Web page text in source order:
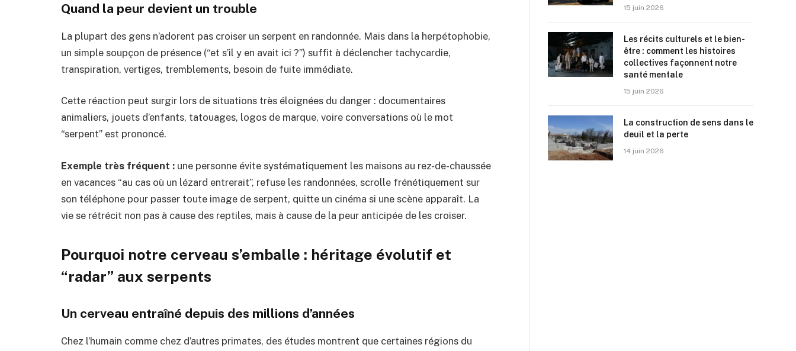
Quand la peur devient un trouble
La plupart des gens n’adorent pas croiser un serpent en randonnée. Mais dans la herpétophobie,
un simple soupçon de présence (“et s’il y en avait ici ?”) suffit à déclencher tachycardie,
transpiration, vertiges, tremblements, besoin de fuite immédiate.
Cette réaction peut surgir lors de situations très éloignées du danger : documentaires
animaliers, jouets d’enfants, tatouages, logos de marque, voire conversations où le mot
“serpent” est prononcé.
Exemple très fréquent : une personne évite systématiquement les maisons au rez-de-chaussée
en vacances “au cas où un lézard entrerait”, refuse les randonnées, scrolle frénétiquement sur
son téléphone pour passer toute image de serpent, quitte un cinéma si une scène apparaît. La
vie se rétrécit non pas à cause des reptiles, mais à cause de la peur anticipée de les croiser.
Pourquoi notre cerveau s’emballe : héritage évolutif et
“radar” aux serpents
Un cerveau entraîné depuis des millions d’années
Chez l’humain comme chez d’autres primates, des études montrent que certaines régions du
15 juin 2026
Les récits culturels et le bien-
être : comment les histoires
collectives façonnent notre
santé mentale
15 juin 2026
La construction de sens dans le
deuil et la perte
14 juin 2026